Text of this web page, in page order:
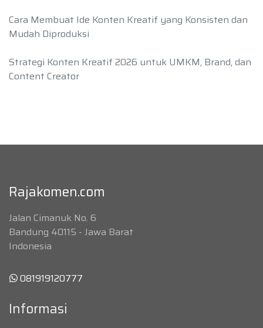
Cara Membuat Ide Konten Kreatif yang Konsisten dan
Mudah Diproduksi
Strategi Konten Kreatif 2026 untuk UMKM, Brand, dan
Content Creator
Rajakomen.com
Jalan Cimanuk No. 6
Bandung 40115 - Jawa Barat
Indonesia
081919120777
Informasi